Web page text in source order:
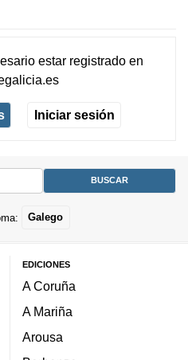
estar registradoen
Iniciar sesión
Galego
EDICIONES
A Coruña
A Mariña
Arousa